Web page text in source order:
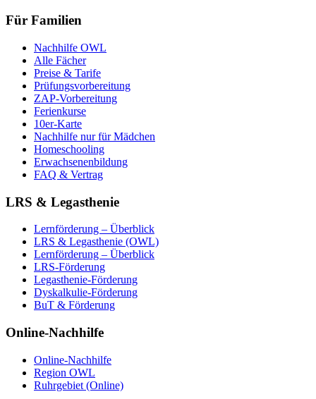
Für Familien
Nachhilfe OWL
Alle Fächer
Preise & Tarife
Prüfungsvorbereitung
ZAP-Vorbereitung
Ferienkurse
10er-Karte
Nachhilfe nur für Mädchen
Homeschooling
Erwachsenenbildung
FAQ & Vertrag
LRS & Legasthenie
Lernförderung – Überblick
LRS & Legasthenie (OWL)
Lernförderung – Überblick
LRS-Förderung
Legasthenie-Förderung
Dyskalkulie-Förderung
BuT & Förderung
Online-Nachhilfe
Online-Nachhilfe
Region OWL
Ruhrgebiet (Online)